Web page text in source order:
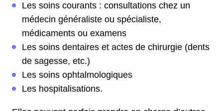
Les soins courants : consultations chez un
médecin généraliste ou spécialiste,
médicaments ou examens
Les soins dentaires et actes de chirurgie (dents
de sagesse, etc.)
Les soins ophtalmologiques
Les hospitalisations.